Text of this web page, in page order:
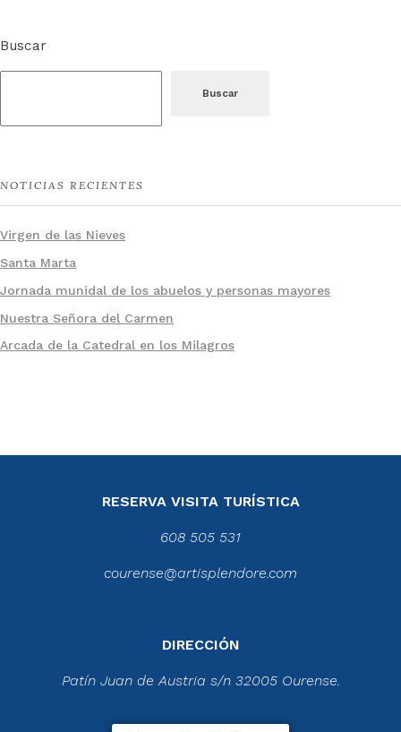
Buscar
Buscar
NOTICIAS RECIENTES
Virgen de las Nieves
Santa Marta
Jornada munidal de los abuelos y personas mayores
Nuestra Señora del Carmen
Arcada de la Catedral en los Milagros
RESERVA VISITA TURÍSTICA
608 505 531
courense@artisplendore.com
DIRECCIÓN
Patín Juan de Austria s/n 32005 Ourense.